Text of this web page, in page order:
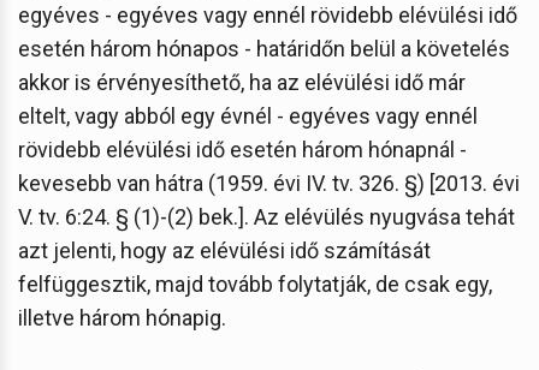
egyéves - egyéves vagy ennél rövidebb elévülési idő
esetén három hónapos - határidőn belül a követelés
akkor is érvényesíthető, ha az elévülési idő már
eltelt, vagy abból egy évnél - egyéves vagy ennél
rövidebb elévülési idő esetén három hónapnál -
kevesebb van hátra (1959. évi IV. tv. 326. §) [2013. évi
V. tv. 6:24. § (1)-(2) bek.]. Az elévülés nyugvása tehát
azt jelenti, hogy az elévülési idő számítását
felfüggesztik, majd tovább folytatják, de csak egy,
illetve három hónapig.